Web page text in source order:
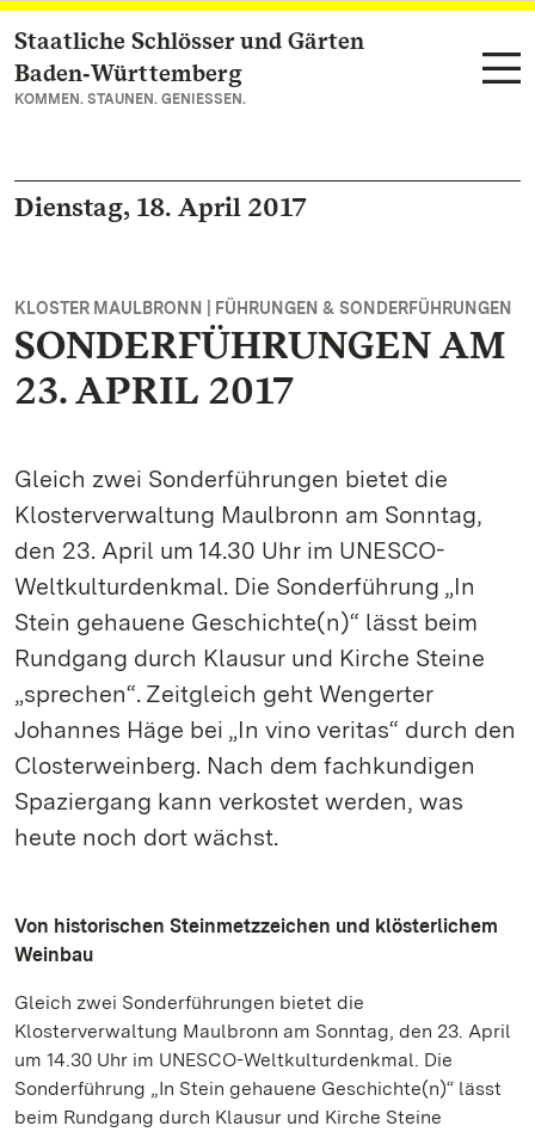
Zum Hauptinhalt springen
Staatliche Schlösser und Gärten
Baden‑Württemberg
KOMMEN. STAUNEN. GENIESSEN.
Dienstag, 18. April 2017
KLOSTER MAULBRONN | FÜHRUNGEN & SONDERFÜHRUNGEN
SONDERFÜHRUNGEN AM
23. APRIL 2017
Gleich zwei Sonderführungen bietet die
Klosterverwaltung Maulbronn am Sonntag,
den 23. April um 14.30 Uhr im UNESCO-
Weltkulturdenkmal. Die Sonderführung „In
Stein gehauene Geschichte(n)“ lässt beim
Rundgang durch Klausur und Kirche Steine
„sprechen“. Zeitgleich geht Wengerter
Johannes Häge bei „In vino veritas“ durch den
Closterweinberg. Nach dem fachkundigen
Spaziergang kann verkostet werden, was
heute noch dort wächst.
Von historischen Steinmetzzeichen und klösterlichem
Weinbau
Gleich zwei Sonderführungen bietet die
Klosterverwaltung Maulbronn am Sonntag, den 23. April
um 14.30 Uhr im UNESCO-Weltkulturdenkmal. Die
Sonderführung „In Stein gehauene Geschichte(n)“ lässt
beim Rundgang durch Klausur und Kirche Steine